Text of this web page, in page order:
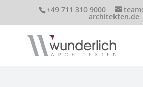
+49 711 310 9000
architekten.de